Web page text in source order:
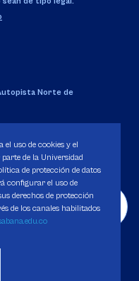
Norte de
enero de 1980.
el uso de cookies y el
de la Universidad
de protección de datos
configurar el uso de
derechos de protección
de los canales habilitados